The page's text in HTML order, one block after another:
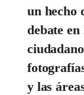
un hecho
debate
y las